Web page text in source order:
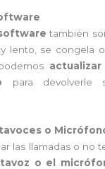
también
lento, se congela
para devolverle
o
las llamadas o no
o el